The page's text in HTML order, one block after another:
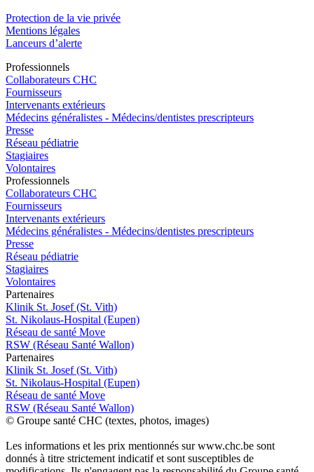
Protection de la vie privée
Mentions légales
Lanceurs d’alerte
Professionnels
Collaborateurs CHC
Fournisseurs
Intervenants extérieurs
Médecins généralistes - Médecins/dentistes prescripteurs
Presse
Réseau pédiatrie
Stagiaires
Volontaires
Professionnels
Collaborateurs CHC
Fournisseurs
Intervenants extérieurs
Médecins généralistes - Médecins/dentistes prescripteurs
Presse
Réseau pédiatrie
Stagiaires
Volontaires
Partenaires
Klinik St. Josef (St. Vith)
St. Nikolaus-Hospital (Eupen)
Réseau de santé Move
RSW (Réseau Santé Wallon)
Partenaires
Klinik St. Josef (St. Vith)
St. Nikolaus-Hospital (Eupen)
Réseau de santé Move
RSW (Réseau Santé Wallon)
© Groupe santé CHC (textes, photos, images)
Les informations et les prix mentionnés sur www.chc.be sont
donnés à titre strictement indicatif et sont susceptibles de